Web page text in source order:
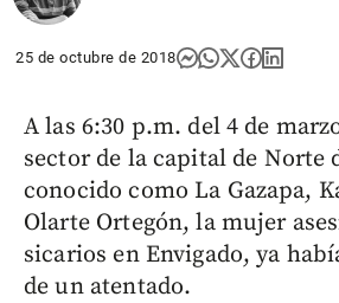
25 de octubre de 2018
A las 6:30 p.m. del 4 de
sector de la capital de Norte
conocido como La Gazapa,
Olarte Ortegón, la mujer
sicarios en Envigado, ya
de un atentado.